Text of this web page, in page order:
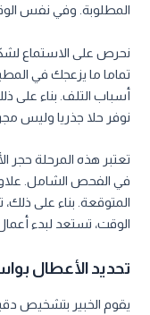
المطلوبة. وفي نفس
نحرص على الاستماع
تماما ما يزعجك في
أسباب التلف. بناء على
نوفر حلا جذريا وليس
تعتبر هذه المرحلة حجر
في الفحص الشامل.
المتوقعة. بناء على
الوقت، تستعد لبدء أعمال
تحديد الأعطال
يقوم الخبير بتشخيص